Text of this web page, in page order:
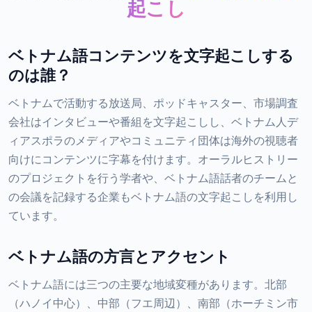
起こし
ベトナム語コンテンツを文字起こしする
のは誰？
ベトナムで活動する放送局、ポッドキャスター、市場調査
会社はインタビューや番組を文字起こしし、ベトナム人デ
ィアスポラのメディアやコミュニティ団体は海外の視聴者
向けにコンテンツに字幕を付けます。オーラルヒストリー
のプロジェクトを行う学者や、ベトナム語話者のチームと
の会議を記録する企業もベトナム語の文字起こしを利用し
ています。
ベトナム語の方言とアクセント
ベトナム語には三つの主要な地域変種があります。北部
（ハノイ中心）、中部（フエ周辺）、南部（ホーチミン市